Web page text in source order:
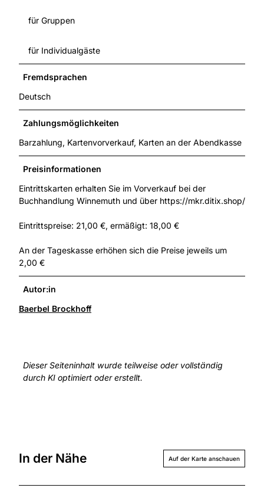
für Gruppen
für Individualgäste
Fremdsprachen
Deutsch
Zahlungsmöglichkeiten
Barzahlung, Kartenvorverkauf, Karten an der Abendkasse
Preisinformationen
Eintrittskarten erhalten Sie im Vorverkauf bei der
Buchhandlung Winnemuth und über https://mkr.ditix.shop/
Eintrittspreise: 21,00 €, ermäßigt: 18,00 €
An der Tageskasse erhöhen sich die Preise jeweils um
2,00 €
Autor:in
Baerbel Brockhoff
Dieser Seiteninhalt wurde teilweise oder vollständig
durch KI optimiert oder erstellt.
In der Nähe Auf der Karte anschauen